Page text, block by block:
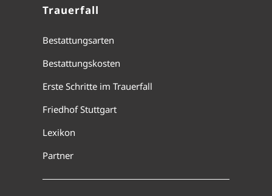
Trauerfall
Bestattungsarten
Bestattungskosten
Erste Schritte im Trauerfall
Friedhof Stuttgart
Lexikon
Partner